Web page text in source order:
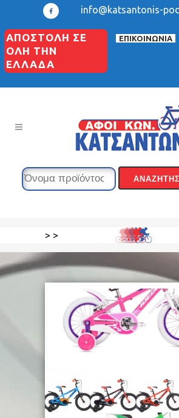
info@katsantonis-
ΑΠΟΣΤΟΛΗ ΣΕ
ΟΛΗ ΤΗΝ
ΕΛΛΑΔΑ
ΕΠΙΚΟΙΝΩΝΙΑ
> >